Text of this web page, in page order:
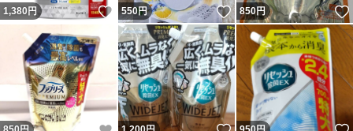
1,380 円 いいね！
550円 いいね！
850円